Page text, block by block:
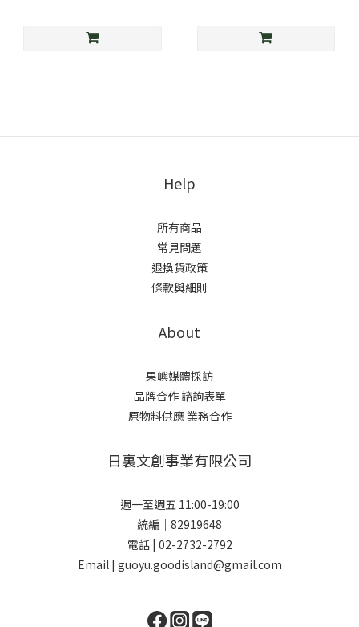
Help
所有商品
常見問題
退換貨政策
條款與細則
About
果嶼媒體採訪
品牌合作 諮詢表單
原物料供應 業務合作
日裏文創事業有限公司
週一至週五 11:00-19:00
統編｜82919648
電話 | 02-2732-2792
Email | guoyu.goodisland@gmail.com